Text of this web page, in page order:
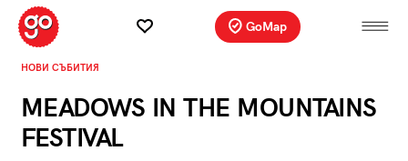
GoMap
НОВИ СЪБИТИЯ
MEADOWS IN THE MOUNTAINS
FESTIVAL